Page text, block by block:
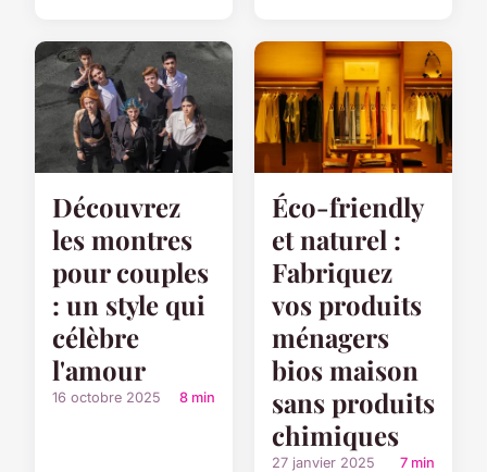
Découvrez
les montres
pour couples
: un style qui
célèbre
l'amour
16 octobre 2025 8 min
Éco-friendly
et naturel :
Fabriquez
vos produits
ménagers
bios maison
sans produits
chimiques
27 janvier 2025 7 min